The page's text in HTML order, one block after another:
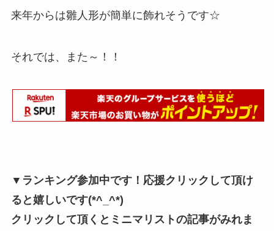
来年からは雛人形が簡単に飾れそうです☆
それでは、また～！！
▼ランキング参加中です！応援クリックして頂け
ると嬉しいです(*^_^*)
クリックして頂くとミニマリストの記事がみれま